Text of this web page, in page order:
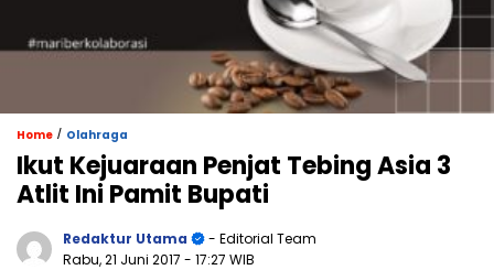
Home / Olahraga
Ikut Kejuaraan Penjat Tebing Asia 3
Atlit Ini Pamit Bupati
Redaktur Utama
- Editorial Team
Rabu, 21 Juni 2017 - 17:27 WIB